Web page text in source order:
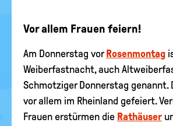
Vor allem Frauen feiern!
Am Donnerstag vor Rosenmontag
Weiberfastnacht, auch
Schmotziger Donnerstag genannt.
vor allem im Rheinland gefeiert.
Frauen erstürmen die Rathäuser